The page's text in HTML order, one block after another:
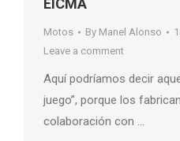
Motos By Manel Alonso
Leave a comment
Aquí podríamos decir
juego”, porque los
colaboración con …